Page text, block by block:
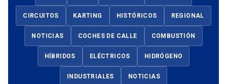
CIRCUITOS KARTING HISTÓRICOS REGIONAL
NOTICIAS COCHES DE CALLE COMBUSTIÓN
HÍBRIDOS ELÉCTRICOS HIDRÓGENO
INDUSTRIALES NOTICIAS